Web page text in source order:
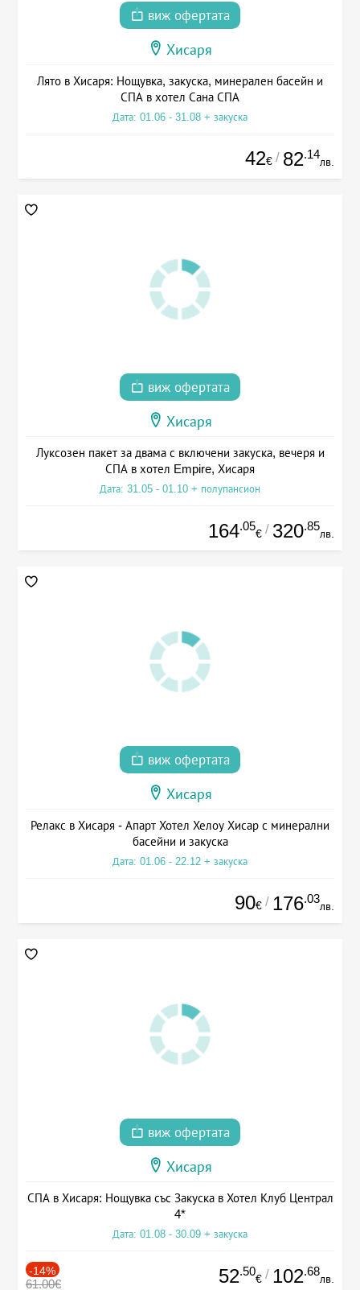
виж офертата
Хисаря
Лято в Хисаря: Нощувка, закуска, минерален басейн и
СПА в хотел Сана СПА
Дата: 01.06 - 31.08 + закуска
42€ / 82.14
лв.
виж офертата
Хисаря
Луксозен пакет за двама с включени закуска, вечеря и
СПА в хотел Empire, Хисаря
Дата: 31.05 - 01.10 + полупансион
164.05
€ / 320.85
лв.
виж офертата
Хисаря
Релакс в Хисаря - Апарт Хотел Хелоу Хисар с минерални
басейни и закуска
Дата: 01.06 - 22.12 + закуска
90€ / 176.03
лв.
виж офертата
Хисаря
СПА в Хисаря: Нощувка със Закуска в Хотел Клуб Централ
4*
Дата: 01.08 - 30.09 + закуска
-14%
61.00€ 52.50
€ / 102.68
лв.